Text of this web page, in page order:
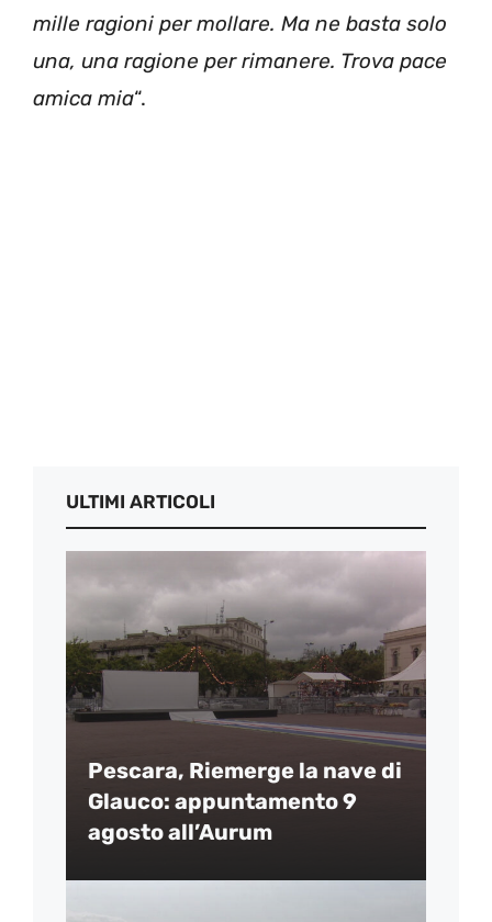
mille ragioni per mollare. Ma ne basta solo
una, una ragione per rimanere. Trova pace
amica mia“.
ULTIMI ARTICOLI
Pescara, Riemerge la nave di
Glauco: appuntamento 9
agosto all’Aurum